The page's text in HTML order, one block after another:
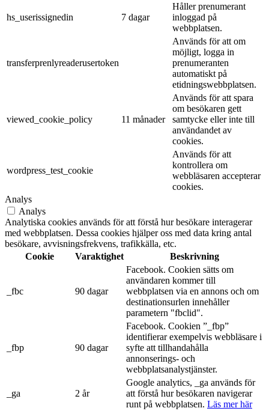
hs_userissignedin 7 dagar
Håller prenumerant
inloggad på
webbplatsen.
transferprenlyreaderusertoken
Används för att om
möjligt, logga in
prenumeranten
automatiskt på
etidningswebbplatsen.
viewed_cookie_policy 11 månader
Används för att spara
om besökaren gett
samtycke eller inte till
användandet av
cookies.
wordpress_test_cookie
Används för att
kontrollera om
webbläsaren accepterar
cookies.
Analys
Analys
Analytiska cookies används för att förstå hur besökare interagerar
med webbplatsen. Dessa cookies hjälper oss med data kring antal
besökare, avvisningsfrekvens, trafikkälla, etc.
Cookie
Varaktighet Beskrivning
_fbc 90 dagar
Facebook. Cookien sätts om
användaren kommer till
webbplatsen via en annons och om
destinationsurlen innehåller
parametern "fbclid".
_fbp 90 dagar
Facebook. Cookien ”_fbp”
identifierar exempelvis webbläsare i
syfte att tillhandahålla
annonserings- och
webbplatsanalystjänster.
_ga 2 år
Google analytics, _ga används för
att förstå hur besökaren navigerar
runt på webbplatsen. Läs mer här